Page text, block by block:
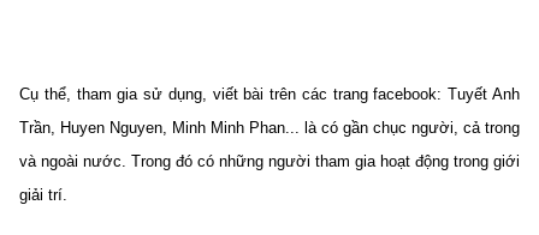
Cụ thể, tham gia sử dụng, viết bài trên các trang facebook: Tuyết Anh
Trần, Huyen Nguyen, Minh Minh Phan... là có gần chục người, cả trong
và ngoài nước. Trong đó có những người tham gia hoạt động trong giới
giải trí.